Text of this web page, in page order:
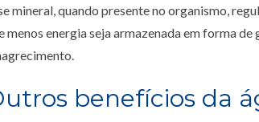
mineral, quando presente no organismo,
menos energia seja armazenada em forma
benefícios da